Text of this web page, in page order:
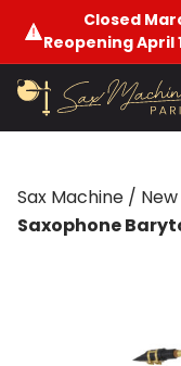
Closed
Reopening April
Sax Machine /
Saxophone